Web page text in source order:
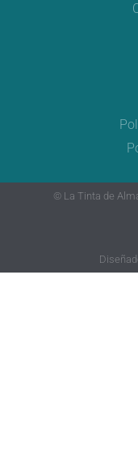
© La Tinta de